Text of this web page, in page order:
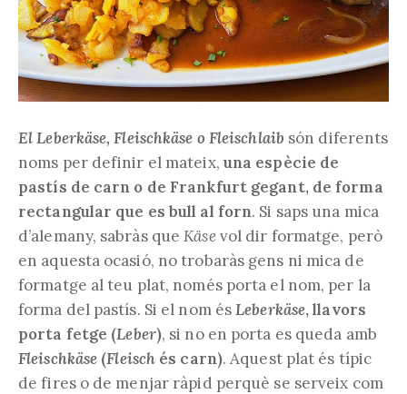
El Leberkäse, Fleischkäse o Fleischlaib són diferents
noms per definir el mateix, una espècie de
pastís de carn o de Frankfurt gegant, de forma
rectangular que es bull al forn. Si saps una mica
d’alemany, sabràs queKäsevol dir formatge, però
en aquesta ocasió, no trobaràs gens ni mica de
formatge al teu plat, només porta el nom, per la
forma del pastís. Si el nom ésLeberkäse, llavors
porta fetge (Leber), si no en porta es queda amb
Fleischkäse (Fleisch és carn). Aquest plat és típic
de fires o de menjar ràpid perquè se serveix com